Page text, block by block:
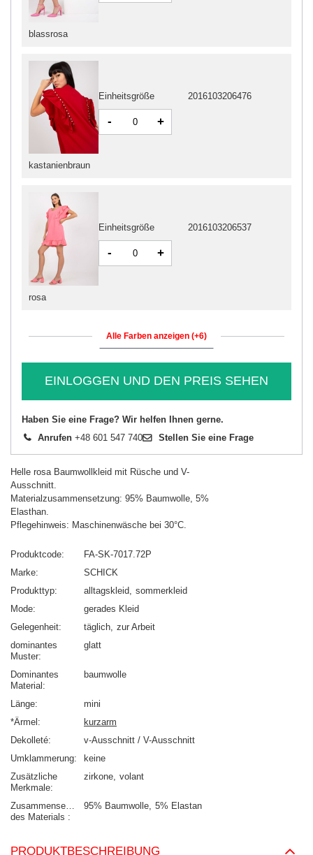
kastanienbraun
Einheitsgröße 2016103206476
- +
blassrosa
rosa
Einheitsgröße 2016103206537
- +
Alle Farben anzeigen (+6)
EINLOGGEN UND DEN PREIS SEHEN
Haben Sie eine Frage? Wir helfen Ihnen gerne.
Anrufen +48 601 547 740 Stellen Sie eine Frage
Helle rosa Baumwollkleid mit Rüsche und V-
Ausschnitt.
Materialzusammensetzung: 95% Baumwolle, 5%
Elasthan.
Pflegehinweis: Maschinenwäsche bei 30°C.
Produktcode
FA-SK-7017.72P
Marke
SCHICK
Produkttyp
alltagskleid
sommerkleid
Mode
gerades Kleid
Gelegenheit
täglich zur Arbeit
dominantes
Muster
glatt
Dominantes
Material
baumwolle
Länge
mini
*Ärmel
kurzarm
Dekolleté
v-Ausschnitt / V-Ausschnitt
Umklammerung
keine
Zusätzliche
Merkmale
zirkone volant
Zusammensetzung
des Materials
95% Baumwolle 5% Elastan
PRODUKTBESCHREIBUNG